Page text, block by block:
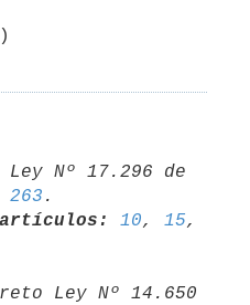
Ley Nº 17.296 de
263
artículos:
10, 15
Ley Nº 14.650